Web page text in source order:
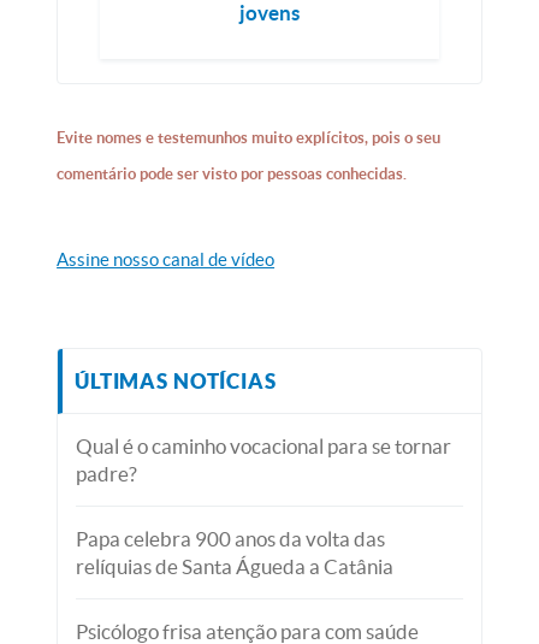
jovens
Evite nomes e testemunhos muito explícitos, pois o seu
comentário pode ser visto por pessoas conhecidas.
Assine nosso canal de vídeo
ÚLTIMAS NOTÍCIAS
Qual é o caminho vocacional para se tornar
padre?
Papa celebra 900 anos da volta das
relíquias de Santa Águeda a Catânia
Psicólogo frisa atenção para com saúde